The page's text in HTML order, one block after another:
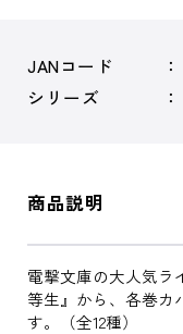
JANコード
シリーズ
商品説明
電撃文庫の大人気ラ
等生』から、各巻カ
す。（全12種）